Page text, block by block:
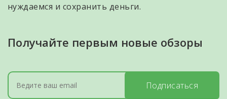
нуждаемся и сохранить деньги.
Получайте первым новые обзоры
Подписаться